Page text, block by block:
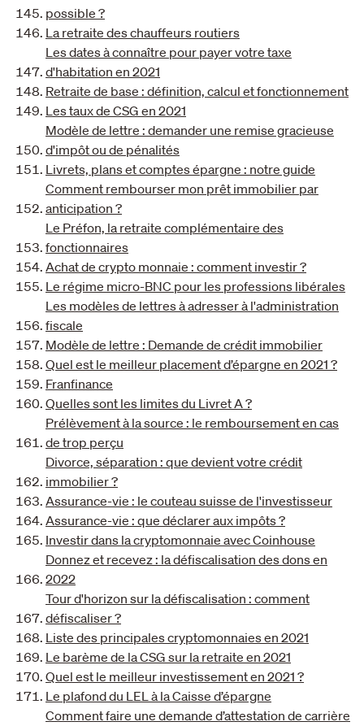
possible ?
La retraite des chauffeurs routiers
Les dates à connaître pour payer votre taxe
d'habitation en 2021
Retraite de base : définition, calcul et fonctionnement
Les taux de CSG en 2021
Modèle de lettre : demander une remise gracieuse
d'impôt ou de pénalités
Livrets, plans et comptes épargne : notre guide
Comment rembourser mon prêt immobilier par
anticipation ?
Le Préfon, la retraite complémentaire des
fonctionnaires
Achat de crypto monnaie : comment investir ?
Le régime micro-BNC pour les professions libérales
Les modèles de lettres à adresser à l'administration
fiscale
Modèle de lettre : Demande de crédit immobilier
Quel est le meilleur placement d’épargne en 2021 ?
Franfinance
Quelles sont les limites du Livret A ?
Prélèvement à la source : le remboursement en cas
de trop perçu
Divorce, séparation : que devient votre crédit
immobilier ?
Assurance-vie : le couteau suisse de l'investisseur
Assurance-vie : que déclarer aux impôts ?
Investir dans la cryptomonnaie avec Coinhouse
Donnez et recevez : la défiscalisation des dons en
2022
Tour d'horizon sur la défiscalisation : comment
défiscaliser ?
Liste des principales cryptomonnaies en 2021
Le barème de la CSG sur la retraite en 2021
Quel est le meilleur investissement en 2021 ?
Le plafond du LEL à la Caisse d’épargne
Comment faire une demande d’attestation de carrière